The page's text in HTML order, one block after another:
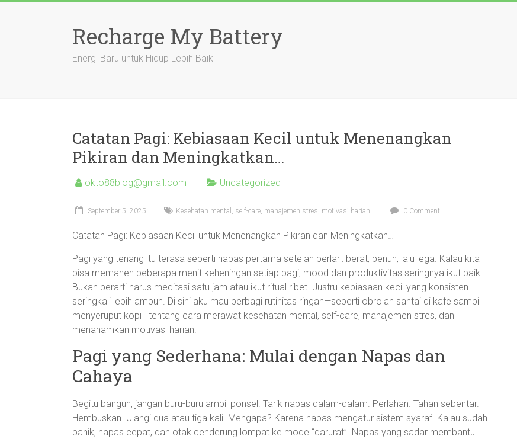
Recharge My Battery
Energi Baru untuk Hidup Lebih Baik
Catatan Pagi: Kebiasaan Kecil untuk Menenangkan
Pikiran dan Meningkatkan…
okto88blog@gmail.com Uncategorized
September 5, 2025 Kesehatan mental, self-care, manajemen stres, motivasi harian 0 Comment
Catatan Pagi: Kebiasaan Kecil untuk Menenangkan Pikiran dan Meningkatkan…
Pagi yang tenang itu terasa seperti napas pertama setelah berlari: berat, penuh, lalu lega. Kalau kita
bisa memanen beberapa menit keheningan setiap pagi, mood dan produktivitas seringnya ikut baik.
Bukan berarti harus meditasi satu jam atau ikut ritual ribet. Justru kebiasaan kecil yang konsisten
seringkali lebih ampuh. Di sini aku mau berbagi rutinitas ringan—seperti obrolan santai di kafe sambil
menyeruput kopi—tentang cara merawat kesehatan mental, self-care, manajemen stres, dan
menanamkan motivasi harian.
Pagi yang Sederhana: Mulai dengan Napas dan
Cahaya
Begitu bangun, jangan buru-buru ambil ponsel. Tarik napas dalam-dalam. Perlahan. Tahan sebentar.
Hembuskan. Ulangi dua atau tiga kali. Mengapa? Karena napas mengatur sistem syaraf. Kalau sudah
panik, napas cepat, dan otak cenderung lompat ke mode “darurat”. Napas yang sadar membantu